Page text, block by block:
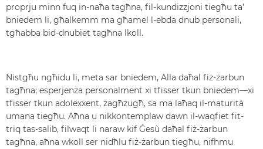
proprju minn fuq in-naħa tagħna, fil-kundizzjoni tiegħu ta’
bniedem li, għalkemm ma għamel l-ebda dnub personali,
tgħabba bid-dnubiet tagħna lkoll.
Nistgħu ngħidu li, meta sar bniedem, Alla daħal fiż-żarbun
tagħna; esperjenza personalment xi tfisser tkun bniedem—xi
tfisser tkun adolexxent, żagħżugħ, sa ma laħaq il-maturità
umana tiegħu. Aħna u nikkontemplaw dawn il-waqfiet fit-
triq tas-salib, filwaqt li naraw kif Ġesù daħal fiż-żarbun
tagħna, aħna wkoll ser nidħlu fiż-żarbun tiegħu, nifhmu